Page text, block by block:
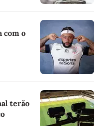
com o
terão